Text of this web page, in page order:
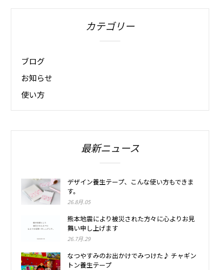
カテゴリー
ブログ
お知らせ
使い方
最新ニュース
デザイン養生テープ、こんな使い方もできま
す。
26.8月.05
熊本地震により被災された方々に心よりお見
舞い申し上げます
26.7月.29
なつやすみのお出かけでみつけた♪ チャギン
トン養生テープ